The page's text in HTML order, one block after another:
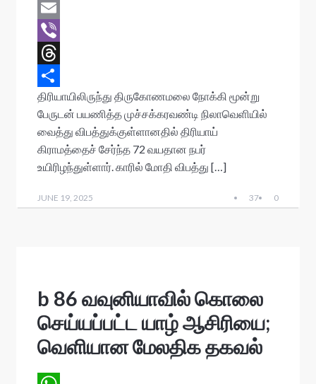
a
t
s
A
p
p
a
c
e
b
o
o
k
T
w
t
e
r
E
m
a
i
l
V
b
e
r
T
h
r
e
a
s
S
h
a
r
திரியாயிலிருந்து திருகோணமலை நோக்கி மூன்று
பேருடன் பயணித்த முச்சக்கரவண்டி நிலாவெளியில்
வைத்து விபத்துக்குள்ளானதில் திரியாய்
கிராமத்தைச் சேர்ந்த 72 வயதான நபர்
உயிரிழந்துள்ளார். காரில் மோதி விபத்து […]
JUNE 19, 2025 37 0
b 86 வவுனியாவில் கொலை
செய்யப்பட்ட யாழ் ஆசிரியை;
வெளியான மேலதிக தகவல்